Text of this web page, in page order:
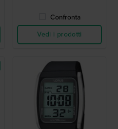
Confronta
Vedi i prodotti